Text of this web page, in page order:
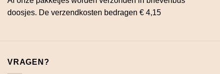
doosjes. De verzendkosten bedragen € 4,15
VRAGEN?